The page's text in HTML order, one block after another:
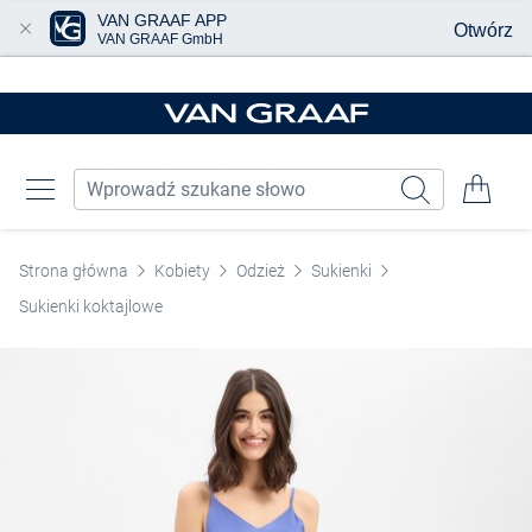
Strona główna Kobiety Odzież
Sukienki
Sukienki koktajlowe
VAN GRAAF APP
VAN GRAAF GmbH Otwórz